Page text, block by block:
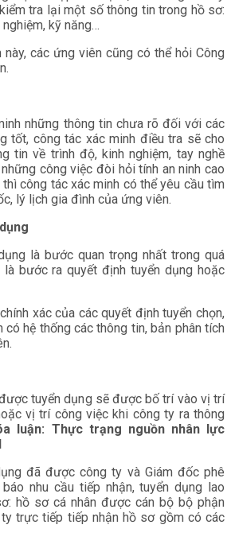
tra lại một số thông tin trong hồ sơ:
kỹ năng…
này, các ứng viên cũng có thể hỏi Công
những thông tin chưa rõ đối với các
tốt, công tác xác minh điều tra sẽ cho
tin về trình độ, kinh nghiệm, tay nghề
công việc đòi hỏi tính an ninh cao
công tác xác minh có thể yêu cầu tìm
lý lịch gia đình của ứng viên.
là bước quan trọng nhất trong quá
bước ra quyết định tuyển dụng hoặc
xác của các quyết định tuyển chọn,
hệ thống các thông tin, bản phân tích
tuyển dụng sẽ được bố trí vào vị trí
vị trí công việc khi công ty ra thông
luận: Thực trạng nguồn nhân lực
đã được công ty và Giám đốc phê
nhu cầu tiếp nhận, tuyển dụng lao
hồ sơ cá nhân được cán bộ bộ phận
trực tiếp tiếp nhận hồ sơ gồm có các